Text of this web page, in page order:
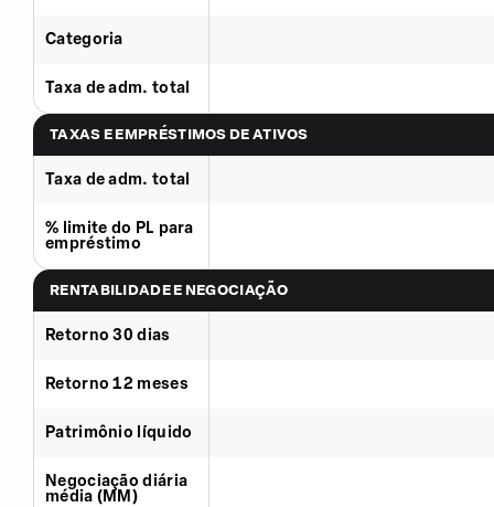
Categoria
Taxa de adm. total
TAXAS E EMPRÉSTIMOS DE ATIVOS
Taxa de adm. total
% limite do PL para
empréstimo
RENTABILIDADE E NEGOCIAÇÃO
Retorno 30 dias
Retorno 12 meses
Patrimônio líquido
Negociação diária
média (MM)